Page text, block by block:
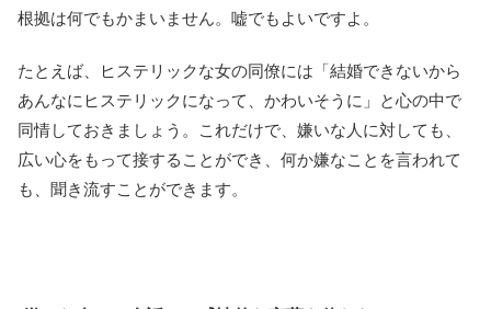
根拠は何でもかまいません。嘘でもよいですよ。
たとえば、ヒステリックな女の同僚には「結婚できないから
あんなにヒステリックになって、かわいそうに」と心の中で
同情しておきましょう。これだけで、嫌いな人に対しても、
広い心をもって接することができ、何か嫌なことを言われて
も、聞き流すことができます。